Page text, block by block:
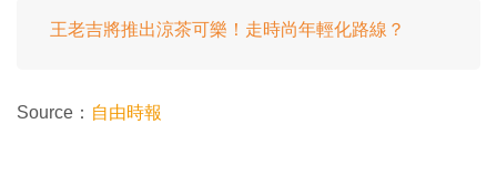
王老吉將推出涼茶可樂！走時尚年輕化路線？
Source： 自由時報